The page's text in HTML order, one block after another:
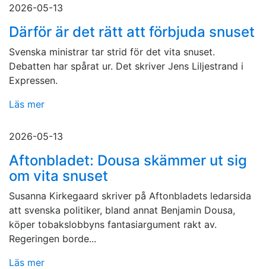
2026-05-13
Därför är det rätt att förbjuda snuset
Svenska ministrar tar strid för det vita snuset.
Debatten har spårat ur. Det skriver Jens Liljestrand i
Expressen.
Läs mer
2026-05-13
Aftonbladet: Dousa skämmer ut sig
om vita snuset
Susanna Kirkegaard skriver på Aftonbladets ledarsida
att svenska politiker, bland annat Benjamin Dousa,
köper tobakslobbyns fantasiargument rakt av.
Regeringen borde...
Läs mer